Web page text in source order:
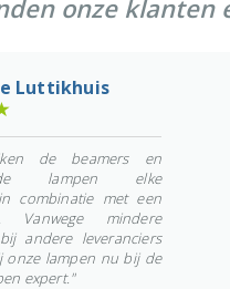
onze klanten
Luttikhuis
de beamers en
lampen elke
combinatie met een
Vanwege mindere
andere leveranciers
onze lampen nu bij de
expert."